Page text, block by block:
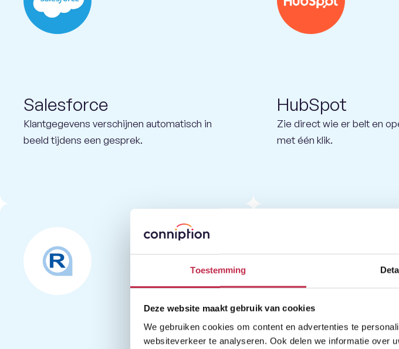
Toestemming
Deze website maakt gebruik van cookies
We gebruiken cookies om content en advertenties te
websiteverkeer te analyseren. Ook delen we informatie over
Salesforce
Klantgegevens verschijnen automatisch in
beeld tijdens een gesprek.
HubSpot
Zie direct wie er belt en
met één klik.